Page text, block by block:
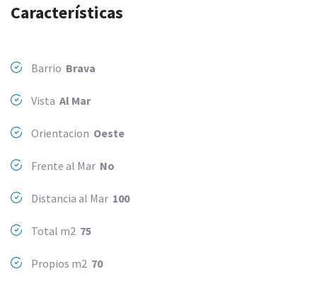
Características
Barrio Brava
Vista Al Mar
Orientacion Oeste
Frente al Mar No
Distancia al Mar 100
Total m2 75
Propios m2 70